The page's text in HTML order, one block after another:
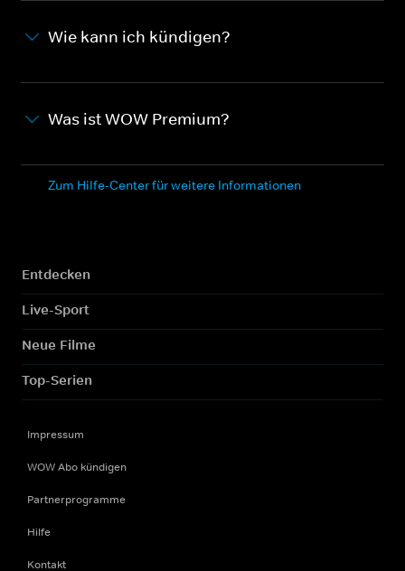
Wie kann ich kündigen?
Was ist WOW Premium?
Zum Hilfe-Center für weitere Informationen
Entdecken
Live-Sport
Neue Filme
Top-Serien
Impressum
WOW Abo kündigen
Partnerprogramme
Hilfe
Kontakt